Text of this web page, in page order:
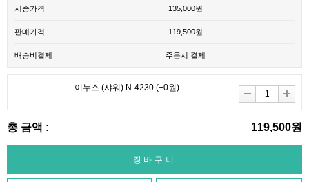
시중가격 135,000원
판매가격 119,500원
배송비결제 주문시 결제
이누스 (샤워) N-4230 (+0원)
총 금액 : 119,500원